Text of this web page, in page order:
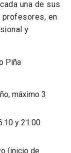
una de sus
profesores, en
y
Piña
máximo 3
y 21:00
(inicio de